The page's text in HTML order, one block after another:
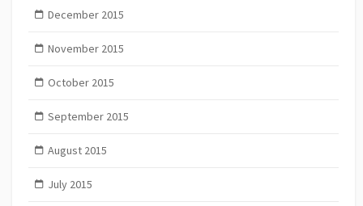
December 2015
November 2015
October 2015
September 2015
August 2015
July 2015